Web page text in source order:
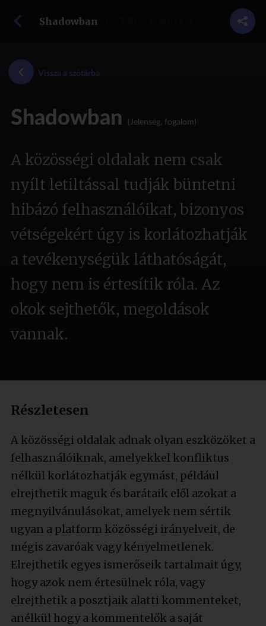
Shadowban
Vissza a szótárba
Shadowban (Jelenség, fogalom)
A közösségi oldalak nem csak
nyílt letiltással tudják büntetni
hibázó felhasználóikat, bizonyos
vétségekért úgy is korlátozhatják
a tevékenységük láthatóságát,
hogy nem is értesítik róla. Az
okok sejthetők, megoldások
vannak.
Részletesen
A közösségi oldalak adnak olyan eszközöket a
felhasználóiknak, amelyekkel konfliktus
nélkül korlátozhatják egymást, például
elrejthetik maguk és barátaik elől azokat a
megnyilvánulásokat, amelyek nem sértik
ugyan a platform közösségi irányelveit, de
mégis zavaróak vagy kényelmetlenek.
Elrejthetik egyes ismerőseik tartalmait úgy,
hogy azok nem értesülnek róla, vagy
elrejthetik a posztjaik alatti kommenteket,
anélkül hogy a kommentelők a saját